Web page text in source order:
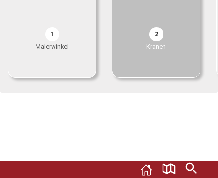
1
Malerwinkel
2
Kranen